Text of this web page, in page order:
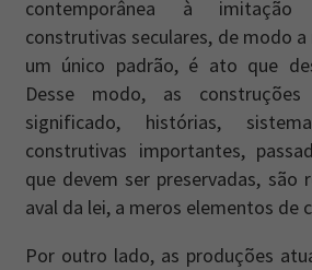
contemporânea à
construtivas seculares, de modo
um único padrão, é ato que
Desse modo, as
significado, histórias,
construtivas importantes,
que devem ser preservadas, são
aval da lei, a meros elementos de
Por outro lado, as produções